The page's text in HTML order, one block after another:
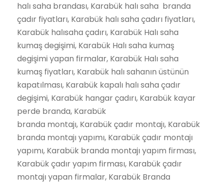
halı saha brandası, Karabük halı saha branda
çadır fiyatları, Karabük halı saha çadırı fiyatları,
Karabük halısaha çadırı, Karabük Halı saha
kumaş degişimi, Karabük Halı saha kumaş
degişimi yapan firmalar, Karabük Halı saha
kumaş fiyatları, Karabük halı sahanın üstünün
kapatılması, Karabük kapalı halı saha çadır
degişimi, Karabük hangar çadırı, Karabük kayar
perde branda, Karabük
branda montajı, Karabük çadır montajı, Karabük
branda montajı yapımı, Karabük çadır montajı
yapımı, Karabük branda montajı yapım firması,
Karabük çadır yapım firması, Karabük çadır
montajı yapan firmalar, Karabük Branda